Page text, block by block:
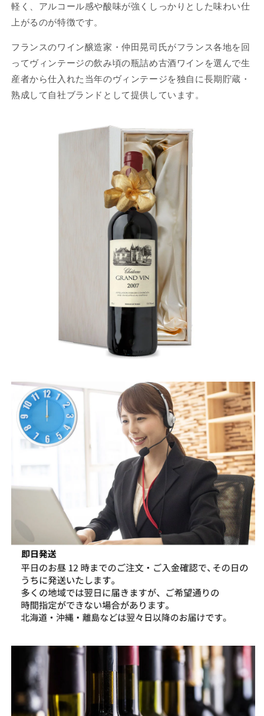
軽く、アルコール感や酸味が強くしっかりとした味わい仕
上がるのが特徴です。
フランスのワイン醸造家・仲田晃司氏がフランス各地を回
ってヴィンテージの飲み頃の瓶詰め古酒ワインを選んで生
産者から仕入れた当年のヴィンテージを独自に長期貯蔵・
熟成して自社ブランドとして提供しています。